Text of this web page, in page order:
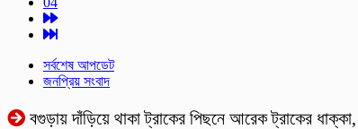
সর্বশেষ আপডেট
জনপ্রিয় সংবাদ
বগুড়ায় দাঁড়িয়ে থাকা ট্রাকের পিছনে আরেক ট্রাকের